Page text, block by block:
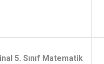
5. Sınıf Matematik